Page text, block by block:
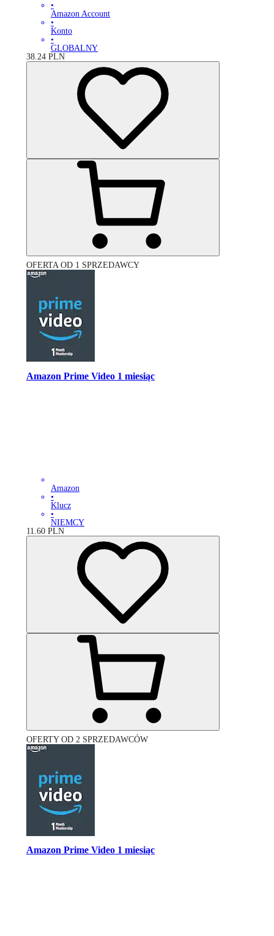
•
Amazon Account
•
Konto
•
GLOBALNY
38.24 PLN
OFERTA OD 1 SPRZEDAWCY
Amazon Prime Video 1 miesiąc
Amazon
•
Klucz
•
NIEMCY
11.60 PLN
OFERTY OD 2 SPRZEDAWCÓW
Amazon Prime Video 1 miesiąc